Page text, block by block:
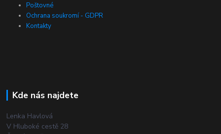
Poštovné
Ochrana soukromí - GDPR
Kontakty
Kde nás najdete
Lenka Havlová
V Hluboké cestě 28